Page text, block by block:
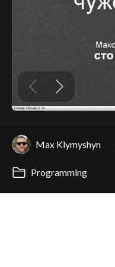
Max Klymyshyn
Programming